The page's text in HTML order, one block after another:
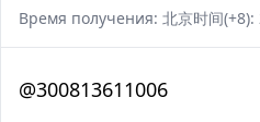
Время получения: 北京时间
@300813611006